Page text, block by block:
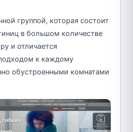
группой, которая состоит
в большом количестве
и отличается
к каждому
обустроенными комнатами